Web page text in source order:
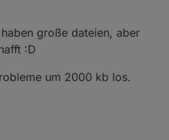
große dateien, aber
:D
um 2000 kb los.